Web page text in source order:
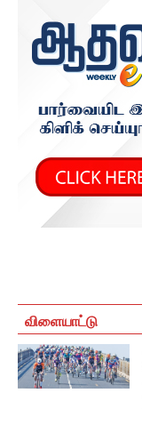
விளையாட்டு